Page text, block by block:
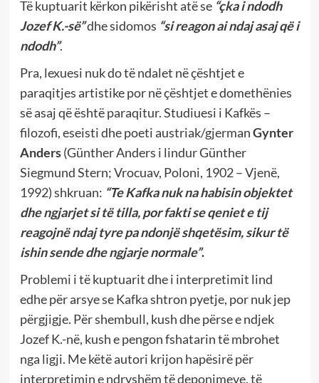
Të kuptuarit kërkon pikërisht atë se “çka i ndodh
Jozef K.-së”dhe sidomos “si reagon ai ndaj asaj që i
ndodh”.
Pra, lexuesi nuk do të ndalet në çështjet e
paraqitjes artistike por në çështjet e domethënies
së asaj që është paraqitur. Studiuesi i Kafkës –
filozofi, eseisti dhe poeti austriak/gjermanGynter
Anders(Günther Anders i lindur Günther
Siegmund Stern; Vrocuav, Poloni, 1902 – Vjenë,
1992) shkruan: “Te Kafka nuk na habisin objektet
dhe ngjarjet si të tilla, por fakti se qeniet e tij
reagojnë ndaj tyre pa ndonjë shqetësim, sikur të
ishin sende dhe ngjarje normale”.
Problemi i të kuptuarit dhe i interpretimit lind
edhe për arsye se Kafka shtron pyetje, por nuk jep
përgjigje. Për shembull, kush dhe përse e ndjek
Jozef K.-në, kush e pengon fshatarin të mbrohet
nga ligji. Me këtë autori krijon hapësirë për
interpretimin e ndryshëm të deponimeve, të